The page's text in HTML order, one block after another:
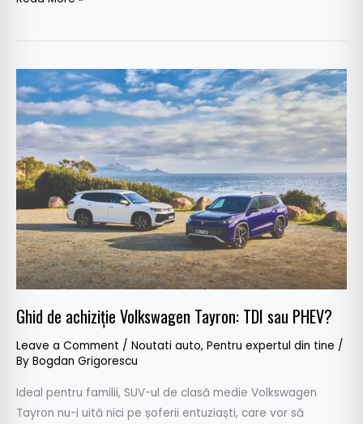
Ghid de achiziție Volkswagen Tayron: TDI sau PHEV?
Leave a Comment / Noutati auto, Pentru expertul din tine /
By Bogdan Grigorescu
Ideal pentru familii, SUV-ul de clasă medie Volkswagen
Tayron nu-i uită nici pe șoferii entuziaști, care vor să
de
achiziție
Volkswagen
Tayron:
TDI
PHEV?